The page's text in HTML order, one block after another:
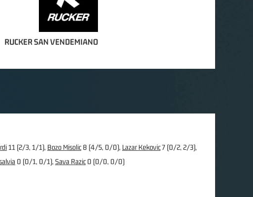
RUCKER SAN VENDEMIANO
11 (2/3, 1/1), Bozo Misolic8 (4/5, 0/0), Lazar Kekovic7 (0/2, 2/3),
0 (0/1, 0/1), Sava Razic0 (0/0, 0/0)